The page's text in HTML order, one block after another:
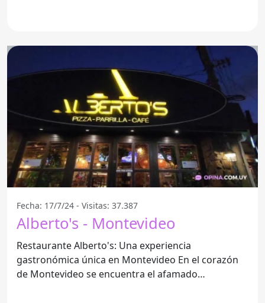
Fecha: 17/7/24 - Visitas: 37.387
Alberto's - Montevideo
Restaurante Alberto's: Una experiencia
gastronómica única en Montevideo En el corazón
de Montevideo se encuentra el afamado